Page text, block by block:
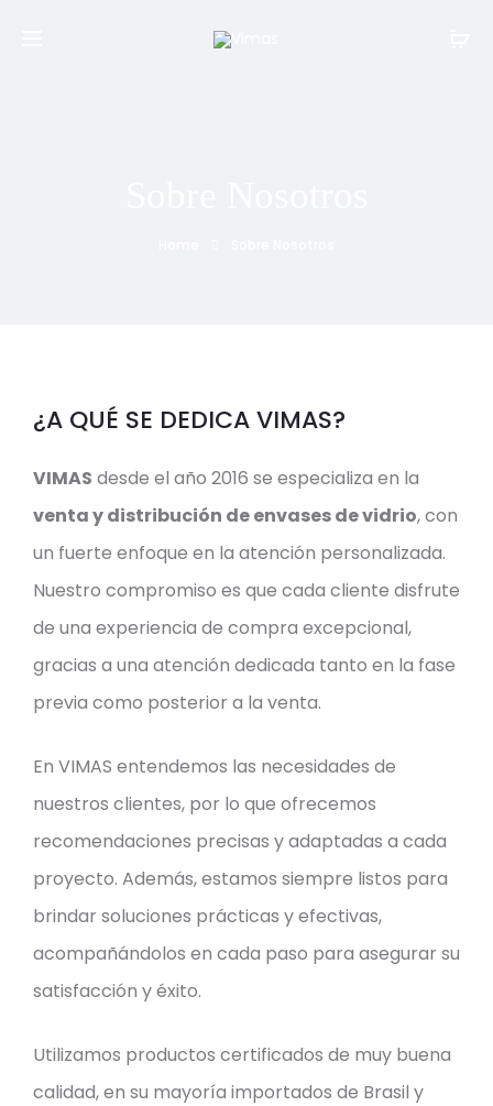
¿A QUÉ SE DEDICA VIMAS?
VIMAS desde el año 2016 se especializa en la
venta y distribución de envases de vidrio, con
un fuerte enfoque en la atención personalizada.
Nuestro compromiso es que cada cliente disfrute
de una experiencia de compra excepcional,
gracias a una atención dedicada tanto en la fase
previa como posterior a la venta.
En VIMAS entendemos las necesidades de
nuestros clientes, por lo que ofrecemos
recomendaciones precisas y adaptadas a cada
proyecto. Además, estamos siempre listos para
brindar soluciones prácticas y efectivas,
acompañándolos en cada paso para asegurar su
satisfacción y éxito.
Utilizamos productos certificados de muy buena
calidad, en su mayoría importados de Brasil y